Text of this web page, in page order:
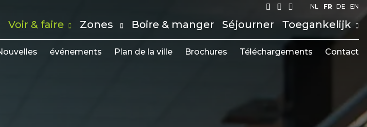
NL FR DE EN
Voir & faire Zones Boire & manger Séjourner Toegankelijk
événements Plan de la ville Brochures Téléchargements Contact